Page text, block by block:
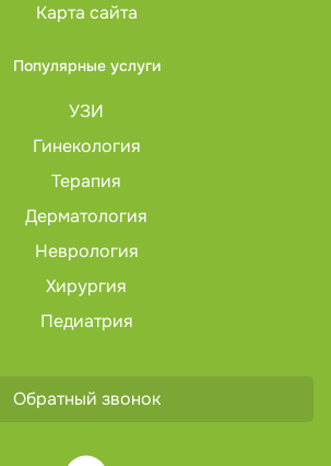
Карта сайта
Популярные услуги
УЗИ
Гинекология
Терапия
Дерматология
Неврология
Хирургия
Педиатрия
Обратный звонок